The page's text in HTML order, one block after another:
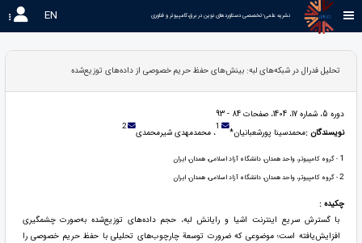
نشریه علمی-تخصصی دستاوردهای نوین در برق،کامپیوتر و فناوری EN
تحلیل فدرال در شبکه‌های لبه: بینش‌های حفظ حریم خصوصی از داده‌های توزیع‌شده
دوره 5، شماره 17، 1404، صفحات 84 - 93
نویسندگان :محمدسینا پورشعبانیان* 1، محمدمهدی شیرمحمدی 2
1 - گروه کامپیوتر، واحد همدان، دانشگاه آزاد اسلامی، همدان، ایران
2- گروه کامپیوتر، واحد همدان، دانشگاه آزاد اسلامی، همدان، ایران
چکیده :
با گسترش سریع اینترنت اشیا و رایانش لبه، حجم داده‌های توزیع‌شده به‌صورت چشمگیری
افزایش‌یافته است؛ موضوعی که ضرورت توسعة چارچوب‌های تحلیلی با حفظ حریم خصوصی را